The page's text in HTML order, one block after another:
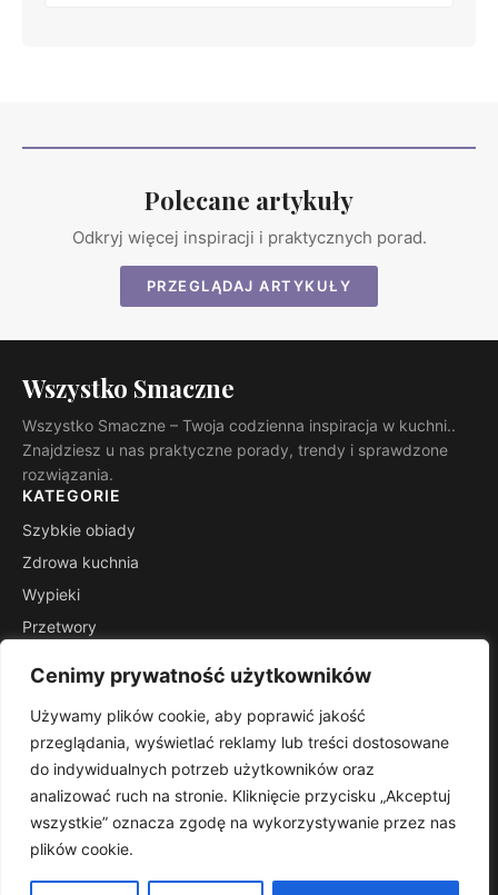
Cenimy prywatność użytkowników
Używamy plików cookie, aby poprawić jakość
przeglądania, wyświetlać reklamy lub treści dostosowane
do indywidualnych potrzeb użytkowników oraz
analizować ruch na stronie. Kliknięcie przycisku „Akceptuj
wszystkie” oznacza zgodę na wykorzystywanie przez nas
plików cookie.
Polecane artykuły
Odkryj więcej inspiracji i praktycznych porad.
PRZEGLĄDAJ ARTYKUŁY
Wszystko Smaczne
Wszystko Smaczne – Twoja codzienna inspiracja w kuchni..
Znajdziesz u nas praktyczne porady, trendy i sprawdzone
rozwiązania.
KATEGORIE
Szybkie obiady
Zdrowa kuchnia
Wypieki
Przetwory
Porady mistrza
INFORMACJE
Kontakt
Mapa witryny
Polityka prywatności
RSS